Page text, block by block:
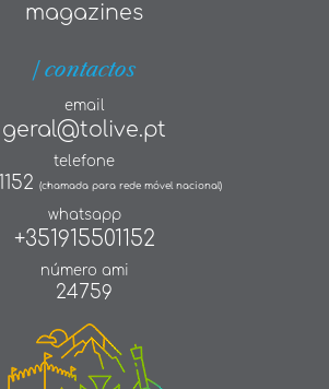
magazines
| contactos
email
geral@tolive.pt
telefone
(chamada para rede móvel nacional)
whatsapp
+351915501152
número ami
24759